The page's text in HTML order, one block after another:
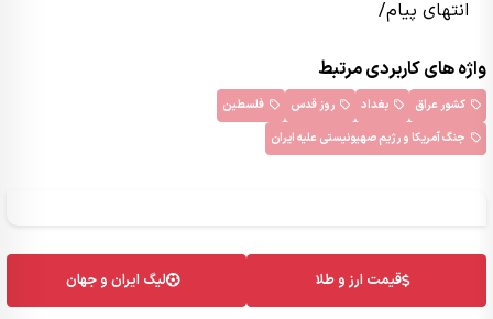
انتهای پیام/
واژه های کاربردی مرتبط
کشور عراق بغداد روز قدس
فلسطین
جنگ آمریکا و رژیم صهیونیستی علیه ایران
قیمت ارز و طلا لیگ ایران و جهان